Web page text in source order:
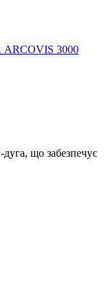
3000
що забезпечує